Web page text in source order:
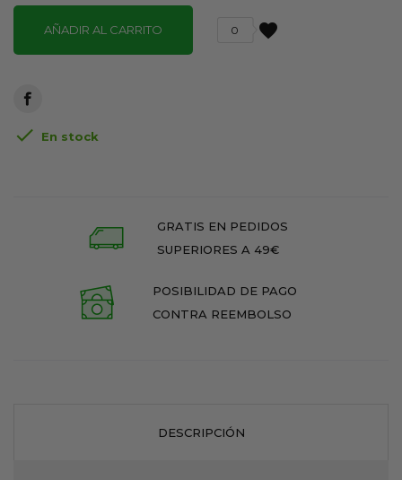
AÑADIR AL CARRITO favorite
0
 En stock
GRATIS EN PEDIDOS
SUPERIORES A 49€
POSIBILIDAD DE PAGO
CONTRA REEMBOLSO
DESCRIPCIÓN